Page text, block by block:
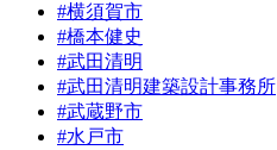
#横須賀市
#橋本健史
#武田清明
#武田清明建築設計事務所
#武蔵野市
#水戸市